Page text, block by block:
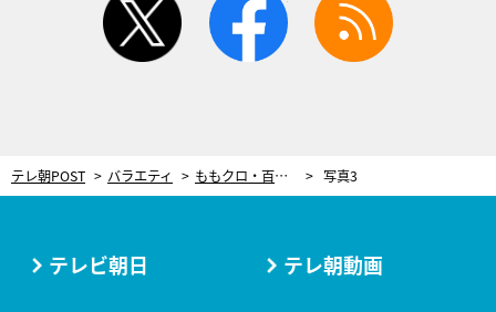
テレ朝POST バラエティ ももクロ・百田夏菜子「姑息な手をつかっている！」“おバカキャラ”指摘され猛反発 写真3
テレビ朝日 テレ朝動画